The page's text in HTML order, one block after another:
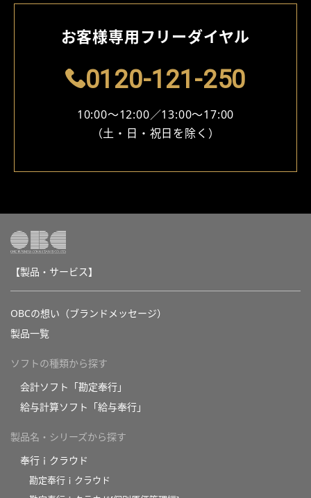
お客様専⽤フリーダイヤル
0120-121-250
10:00～12:00∕13:00～17:00
（⼟・⽇・祝⽇を除く）
【製品・サービス】
OBCの想い（ブランドメッセージ）
製品一覧
ソフトの種類から探す
会計ソフト「勘定奉行」
給与計算ソフト「給与奉行」
製品名・シリーズから探す
奉行ｉクラウド
勘定奉行ｉクラウド